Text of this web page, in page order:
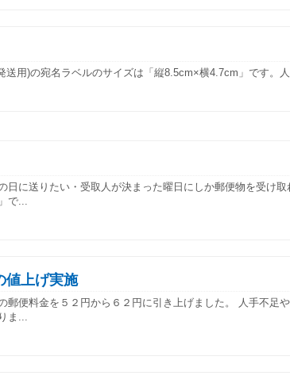
送用)の宛名ラベルのサイズは「縦8.5cm×横4.7cm」です。
日に送りたい・受取人が決まった曜日にしか郵便物を受け
で...
値上げ実施
郵便料金を５２円から６２円に引き上げました。 人手不足
ま...